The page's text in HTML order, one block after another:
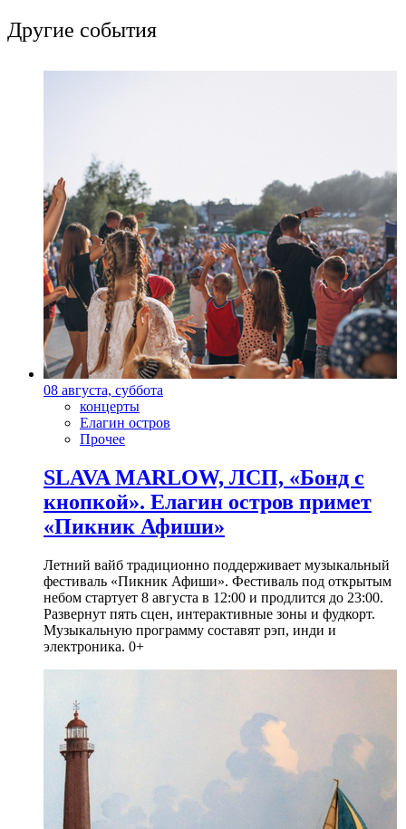
Другие события
08 августа, суббота
концерты
Елагин остров
Прочее
SLAVA MARLOW, ЛСП, «Бонд с
кнопкой». Елагин остров примет
«Пикник Афиши»
Летний вайб традиционно поддерживает музыкальный
фестиваль «Пикник Афиши». Фестиваль под открытым
небом стартует 8 августа в 12:00 и продлится до 23:00.
Развернут пять сцен, интерактивные зоны и фудкорт.
Музыкальную программу составят рэп, инди и
электроника. 0+